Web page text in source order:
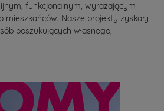
funkcjonalnym, wyrażającym
mieszkańców. Nasze projekty zyskały
poszukujących własnego,